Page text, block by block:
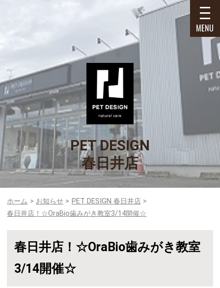
PET DESIGN
春日井店
MENU
ホーム お知らせ
PET DESIGN 春日井店
春日井店！☆OraBio歯みがき教室3/14開催☆
春日井店！☆OraBio歯みがき教室
3/14開催☆